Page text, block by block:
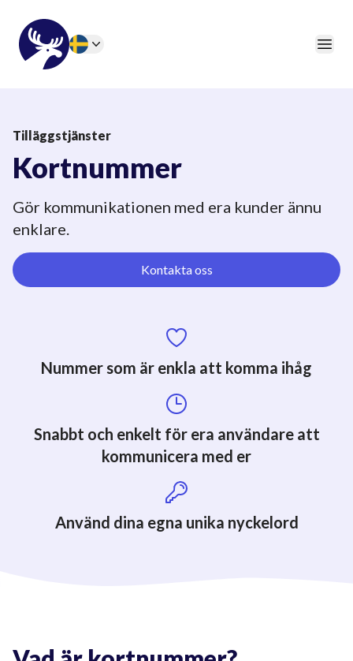
46elks
Tilläggstjänster
Kortnummer
Gör kommunikationen med era kunder ännu
enklare.
Kontakta oss
Nummer som är enkla att komma ihåg
Snabbt och enkelt för era användare att
kommunicera med er
Använd dina egna unika nyckelord